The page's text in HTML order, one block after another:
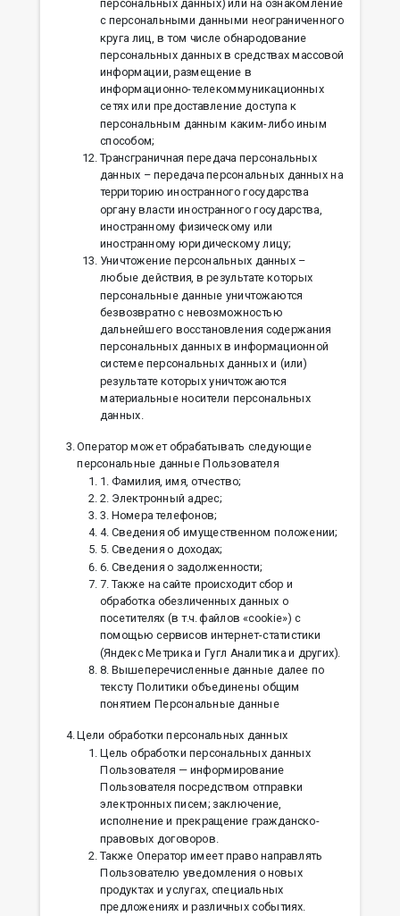
персональных данных) или на ознакомление
с персональными данными неограниченного
круга лиц, в том числе обнародование
персональных данных в средствах массовой
информации, размещение в
информационно-телекоммуникационных
сетях или предоставление доступа к
персональным данным каким-либо иным
способом;
Трансграничная передача персональных
данных – передача персональных данных на
территорию иностранного государства
органу власти иностранного государства,
иностранному физическому или
иностранному юридическому лицу;
Уничтожение персональных данных –
любые действия, в результате которых
персональные данные уничтожаются
безвозвратно с невозможностью
дальнейшего восстановления содержания
персональных данных в информационной
системе персональных данных и (или)
результате которых уничтожаются
материальные носители персональных
данных.
Оператор может обрабатывать следующие
персональные данные Пользователя
1. Фамилия, имя, отчество;
2. Электронный адрес;
3. Номера телефонов;
4. Сведения об имущественном положении;
5. Cведения о доходах;
6. Сведения о задолженности;
7. Также на сайте происходит сбор и
обработка обезличенных данных о
посетителях (в т.ч. файлов «cookie») с
помощью сервисов интернет-статистики
(Яндекс Метрика и Гугл Аналитика и других).
8. Вышеперечисленные данные далее по
тексту Политики объединены общим
понятием Персональные данные
Цели обработки персональных данных
Цель обработки персональных данных
Пользователя — информирование
Пользователя посредством отправки
электронных писем; заключение,
исполнение и прекращение гражданско-
правовых договоров.
Также Оператор имеет право направлять
Пользователю уведомления о новых
продуктах и услугах, специальных
предложениях и различных событиях.